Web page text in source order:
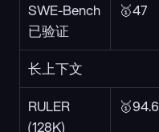
SWE-Bench
已验证
🥇47
长上下文
RULER
(128K)
🥇94.6